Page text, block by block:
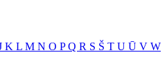
K L M N O PQ R S Š T U Ū V W